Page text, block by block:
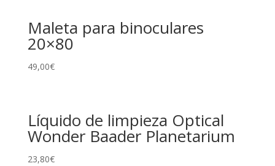
Maleta para binoculares
20×80
49,00€
Líquido de limpieza Optical
Wonder Baader Planetarium
23,80€